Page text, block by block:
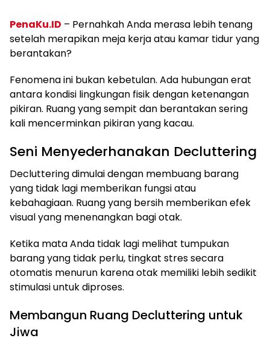
PenaKu.ID – Pernahkah Anda merasa lebih tenang
setelah merapikan meja kerja atau kamar tidur yang
berantakan?
Fenomena ini bukan kebetulan. Ada hubungan erat
antara kondisi lingkungan fisik dengan ketenangan
pikiran. Ruang yang sempit dan berantakan sering
kali mencerminkan pikiran yang kacau.
Seni Menyederhanakan Decluttering
Decluttering dimulai dengan membuang barang
yang tidak lagi memberikan fungsi atau
kebahagiaan. Ruang yang bersih memberikan efek
visual yang menenangkan bagi otak.
Ketika mata Anda tidak lagi melihat tumpukan
barang yang tidak perlu, tingkat stres secara
otomatis menurun karena otak memiliki lebih sedikit
stimulasi untuk diproses.
Membangun Ruang Decluttering untuk
Jiwa